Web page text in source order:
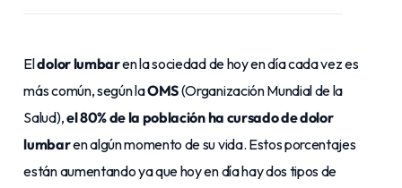
Eldolor lumbaren la sociedad de hoy en día cada vez es
más común, según laOMS(Organización Mundial de la
Salud),el 80% de la población ha cursado de dolor
lumbaren algún momento de su vida. Estos porcentajes
están aumentando ya que hoy en día hay dos tipos de